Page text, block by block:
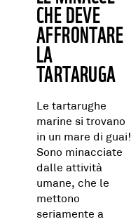
CHE DEVE
AFFRONTARE
LA
TARTARUGA
Le tartarughe
marine si trovano
in un mare di guai!
Sono minacciate
dalle attività
umane, che le
mettono
seriamente a